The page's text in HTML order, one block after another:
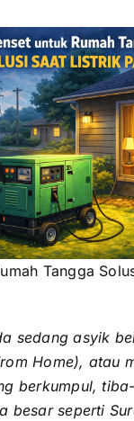
Tangga
sedang asyik
Home), atau
berkumpul,
besar seperti